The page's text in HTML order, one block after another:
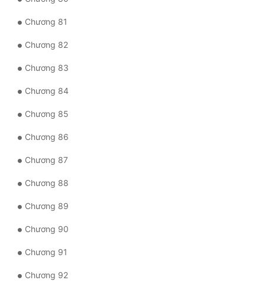
Chương 81
Chương 82
Chương 83
Chương 84
Chương 85
Chương 86
Chương 87
Chương 88
Chương 89
Chương 90
Chương 91
Chương 92